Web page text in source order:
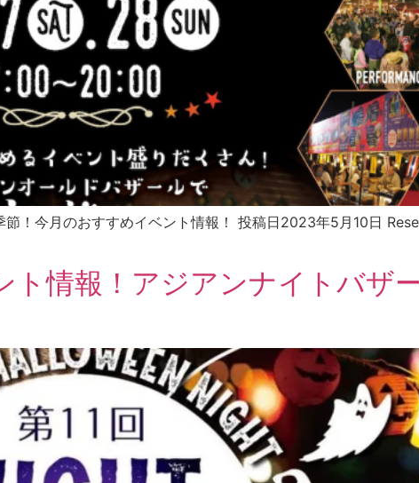
！今月のおすすめイベント情報！ 投稿日2023年5月10日
ト情報！アジアンナイトバザ